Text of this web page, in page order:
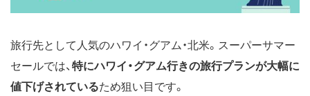
旅行先として人気のハワイ・グアム・北米。スーパーサマー
セールでは、 特にハワイ・グアム行きの旅行プランが大幅に
値下げされているため狙い目です。